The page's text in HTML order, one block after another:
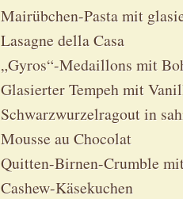
Mairübchen-Pasta mit
Lasagne della Casa
„Gyros“-Medaillons mit
Glasierter Tempeh mit
Schwarzwurzelragout in
Mousse au Chocolat
Quitten-Birnen-Crumble
Cashew-Käsekuchen